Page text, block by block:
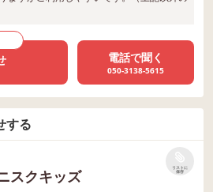
電話で聞く
050-3138-5615
する
スクキッズ
リストに
保存